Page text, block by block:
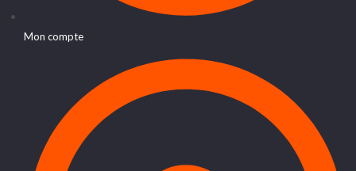
Mon compte